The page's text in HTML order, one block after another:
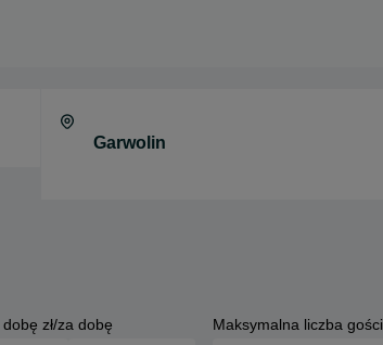
zł/za dobę Maksymalna liczba gości